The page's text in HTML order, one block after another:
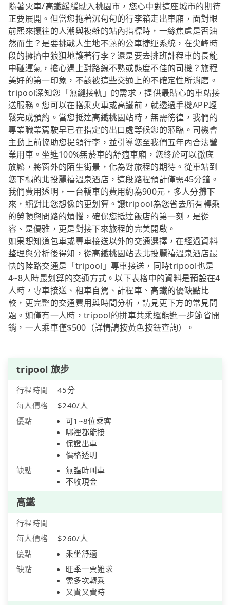
隨著火車/高鐵緩緩駛入桃園市，您心中對這座城市的期待
正要展開。但當您拖著沉甸甸的行李箱走出車廂，面對眼
前熙來攘往的人潮與複雜的站內指標時，一絲焦慮是否油
然而生？是要挑戰人生地不熟的公車捷運系統，在尖峰時
段的擁擠中狼狽地護著行李？還是要去排班計程車的長龍
中碰運氣，擔心遇上對路線不熟或態度不佳的司機？旅程
美好的第一印象，不該被這些交通上的不確定性所消磨。
tripool深知您「無縫接軌」的需求，提供最貼心的車站接
送服務。您可以在搭乘火車或高鐵前，就透過手機APP輕
鬆完成預約。當您抵達高鐵桃園站時，無需徬徨，我們的
專業職業駕駛早已在指定的出口處等候您的蒞臨。司機會
主動上前協助您提領行李，並引導您至我們五年內合法營
業用車。坐進100%無菸車的舒適車廂，您終於可以徹底
放鬆，將窗外的陌生街景，化為對旅程的期待。從車站到
您下榻的北投麗禧溫泉酒店，這段路程預計僅需45分鐘。
我們費用透明，一台轎車的費用約為900元，多人分攤下
來，絕對比您想像的更划算。讓tripool為您省去所有轉乘
的勞頓與問路的煩惱，確保您抵達飯店的第一刻，是從
容、是優雅，更是對接下來旅程的完美開啟。
如果想知道包車或專車接送以外的交通選擇，在經過資料
整理與分析後得知，從高鐵桃園站去北投麗禧溫泉酒店最
快的陸路交通是「tripool」專車接送，同時tripool也是
4~8人時最划算的交通方式。以下表格中的資料是預設在4
人時，專車接送、租車自駕、計程車、高鐵的優缺點比
較，更完整的交通費用與時間分析，請見更下方的常見問
題。如僅有一人時，tripool的拼車共乘還能進一步節省開
銷，一人乘車僅$500（詳情請按黃色按鈕查詢）。
tripool 旅步
行程時間
45分
每人價格
$240/人
優點
可1~8位乘客
哪裡都能接
保證出車
價格透明
缺點
無臨時叫車
不收現金
高鐵
行程時間
每人價格
$260/人
優點
乘坐舒適
缺點
旺季一票難求
需多次轉乘
又貴又費時